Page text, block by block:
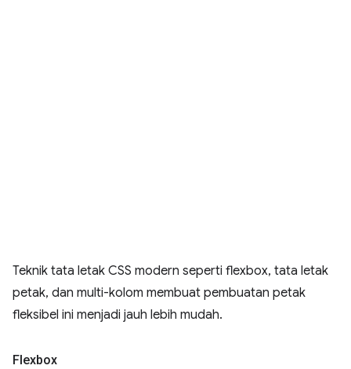
Teknik tata letak CSS modern seperti flexbox, tata letak
petak, dan multi-kolom membuat pembuatan petak
fleksibel ini menjadi jauh lebih mudah.
Flexbox